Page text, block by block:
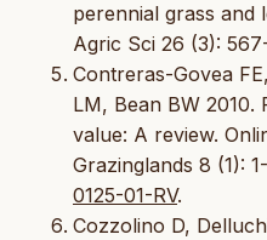
perennial grass and
Agric Sci 26 (3):
Contreras-Govea
LM, Bean BW 2010.
value: A review.
Grazinglands 8 (1):
0125-01-RV.
Cozzolino D,